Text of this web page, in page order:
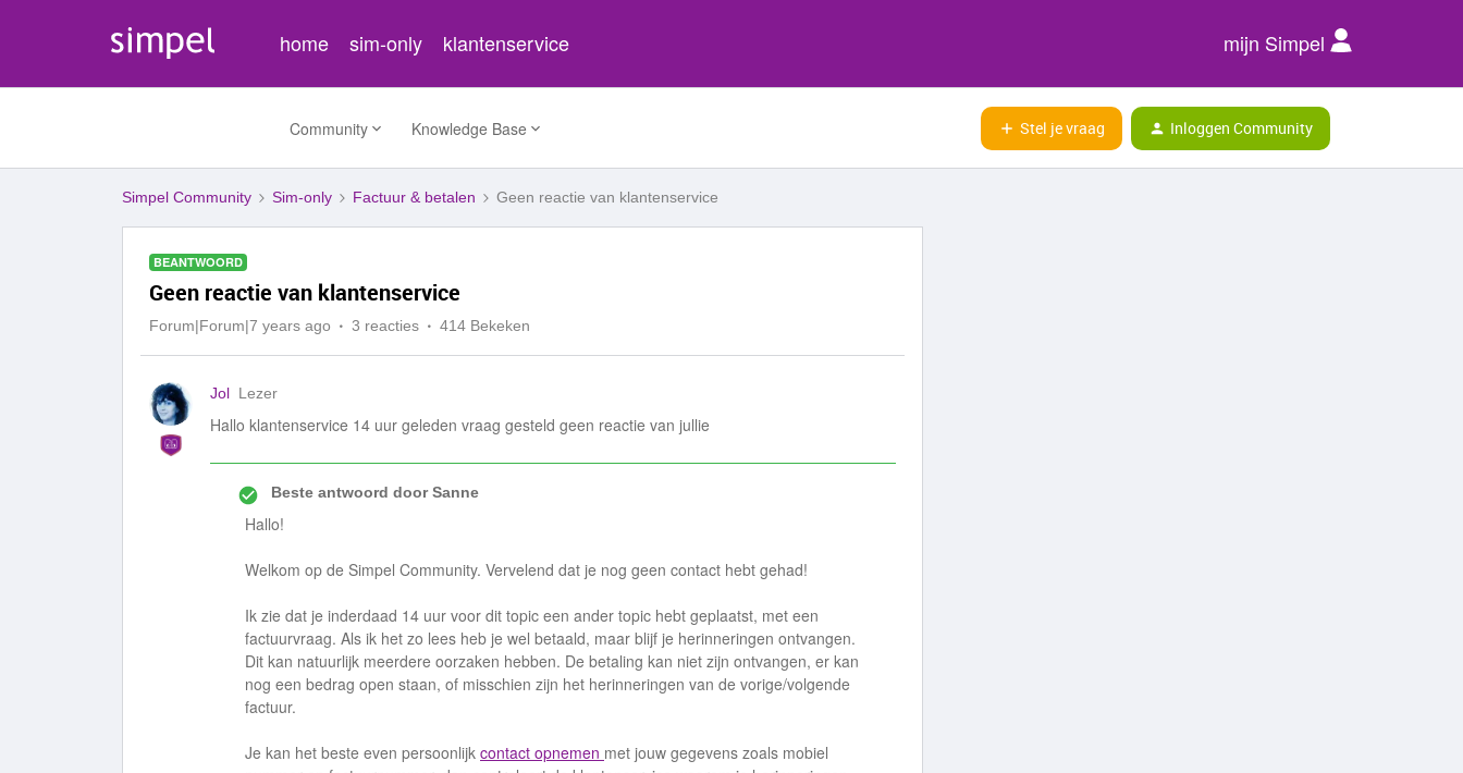
home sim-only klantenservice mijn Simpel
Community Knowledge Base Stel je vraag Inloggen Community
Simpel Community Sim-only Factuur & betalen Geen reactie van klantenservice
BEANTWOORD
Geen reactie van klantenservice
Forum|Forum|7 years ago 3 reacties 414 Bekeken
Jol Lezer
Hallo klantenservice 14 uur geleden vraag gesteld geen reactie van jullie
Beste antwoord doorSanne
Hallo!
Welkom op de Simpel Community. Vervelend dat je nog geen contact hebt gehad!
Ik zie dat je inderdaad 14 uur voor dit topic een ander topic hebt geplaatst, met een
factuurvraag. Als ik het zo lees heb je wel betaald, maar blijf je herinneringen ontvangen.
Dit kan natuurlijk meerdere oorzaken hebben. De betaling kan niet zijn ontvangen, er kan
nog een bedrag open staan, of misschien zijn het herinneringen van de vorige/volgende
factuur.
Je kan het beste even persoonlijk contact opnemen met jouw gegevens zoals mobiel